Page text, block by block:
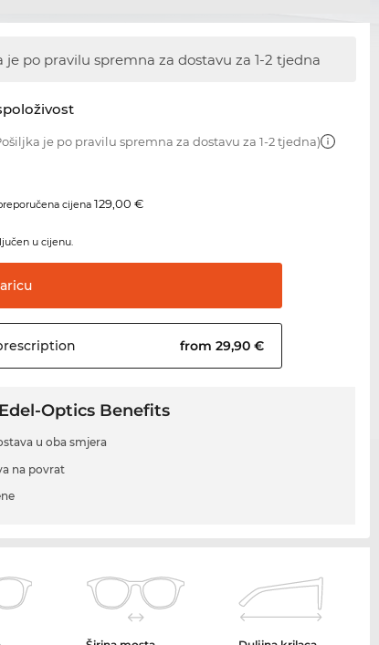
je po pravilu spremna za dostavuza 1-2 tjedna
je po pravilu spremna za dostavu za 1-2 tjedna)
cijena129,00 €
u cijenu.
from 29,90 €
Optics Benefits
u oba smjera
na povrat